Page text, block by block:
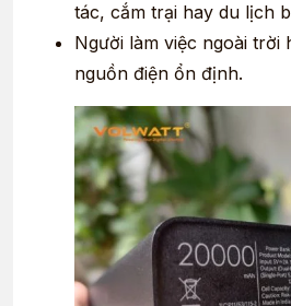
tác, cắm trại hay du lịch
Người làm việc ngoài trời
nguồn điện ổn định.